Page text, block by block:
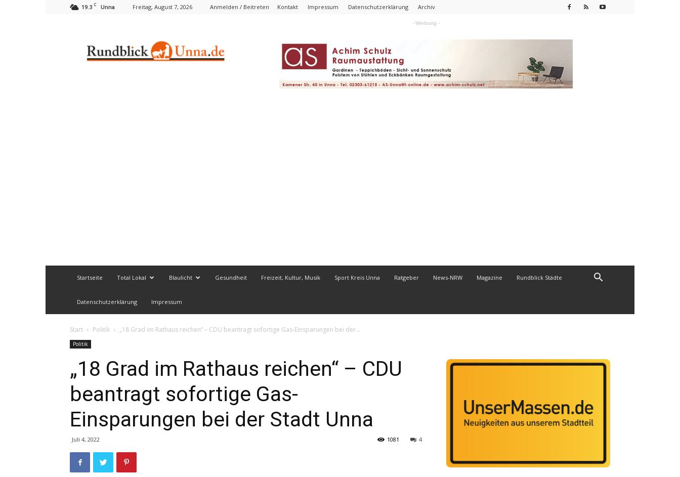
19.3 C Unna Freitag, August 7, 2026 Anmelden / Beitreten Kontakt Impressum Datenschutzerklärung Archiv
- Werbung -
Startseite Total Lokal Blaulicht Gesundheit Freizeit, Kultur, Musik Sport Kreis Unna Ratgeber News-NRW Magazine Rundblick Städte
Datenschutzerklärung Impressum
Start Politik „18 Grad im Rathaus reichen“ – CDU beantragt sofortige Gas-Einsparungen bei der...
Politik
„18 Grad im Rathaus reichen“ – CDU
beantragt sofortige Gas-
Einsparungen bei der Stadt Unna
Juli 4, 2022 4
1081